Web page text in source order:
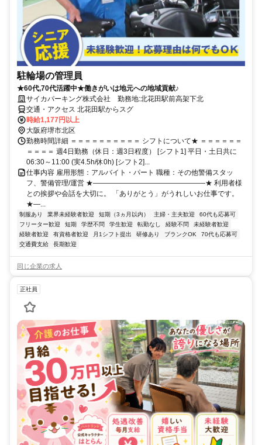
駐輪場の管理員
★60代,70代活躍中★働きがいは地元への地域貢献♪
サイカパーキング株式会社 勤務地:北花田駅前高架下北
交通・アクセス 北花田駅からスグ
時給1,177円以上
大阪府堺市北区
勤務時間詳細 ＝＝＝＝＝＝＝＝＝＝ シフトについて★ ＝＝＝＝＝＝
＝＝＝＝ 週4日勤務（休日：週3日程度） [シフト1] 平日・土日共に
06:30～11:00 (実4.5h/休0h) [シフト2]...
仕事内容 雇用形態：アルバイト・パート 職種：その他警備スタッ
フ、警備管理/運営 ★――――――――――――――――★ 利用者様
との挨拶や会話を大切に。 「ありがとう」がうれしいお仕事です。
★―...
制服あり 業界未経験者歓迎 短期（3ヵ月以内） 主婦・主夫歓迎
60代も応募可
フリーター歓迎
短期 学歴不問 学生歓迎 転勤なし 経験不問
未経験者歓迎
経験者歓迎
有資格者歓迎 月1シフト提出 研修あり ブランクOK
70代も応募可
交通費支給
長期歓迎
同じ企業の求人
正社員